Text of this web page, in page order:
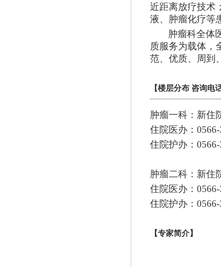
近距离放疗技术
液、肿瘤化疗等
肿瘤科全体
质服务为载体，
范、优质、周到
【楼层分布 咨询电
肿瘤一科：新住
住院医办：
住院护办：
肿瘤二科：新住
住院医办：
住院护办：
【专家简介】